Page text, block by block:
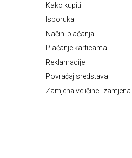
Kako kupiti
Isporuka
Načini plaćanja
Plaćanje karticama
Reklamacije
Povraćaj sredstava
Zamjena veličine i